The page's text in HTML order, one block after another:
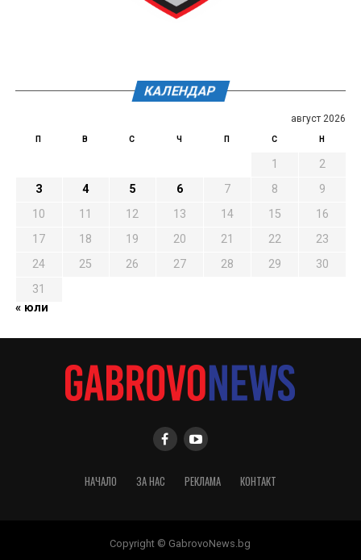
КАЛЕНДАР
август 2026
П В С Ч П С Н
1
2
3
4 5 6 7 8
9
10
11 12 13 14 15
16
17
18 19 20 21 22
23
24
25 26 27 28 29
30
31
« юли
НАЧАЛО ЗА НАС РЕКЛАМА КОНТАКТ
Copyright © GabrovoNews.bg